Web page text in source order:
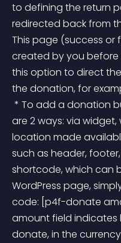
to defining the return
redirected back from
This page (success or
created by you before
this option to direct
the donation, for
are 2 ways: via
location made
such as header,
shortcode, which can
WordPress page,
code: [p4f-donate
amount field
donate, in the